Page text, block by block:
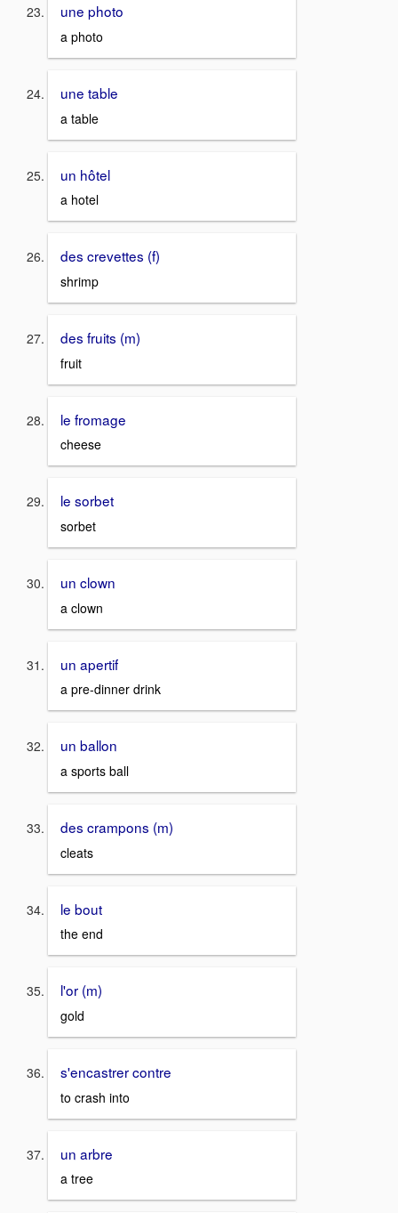
une photo
a photo
une table
a table
un hôtel
a hotel
des crevettes (f)
shrimp
des fruits (m)
fruit
le fromage
cheese
le sorbet
sorbet
un clown
a clown
un apertif
a pre-dinner drink
un ballon
a sports ball
des crampons (m)
cleats
le bout
the end
l'or (m)
gold
s'encastrer contre
to crash into
un arbre
a tree